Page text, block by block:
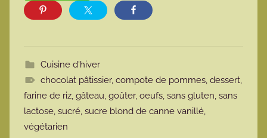
Cuisine d'hiver
chocolat pâtissier, compote de pommes, dessert,
farine de riz, gâteau, goûter, oeufs, sans gluten, sans
lactose, sucré, sucre blond de canne vanillé,
végétarien